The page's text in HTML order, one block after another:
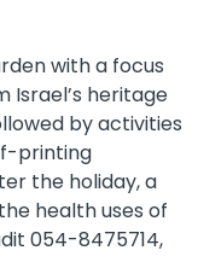
with a focus
Israel’s heritage
by activities
printing
the holiday, a
health uses of
054-8475714,